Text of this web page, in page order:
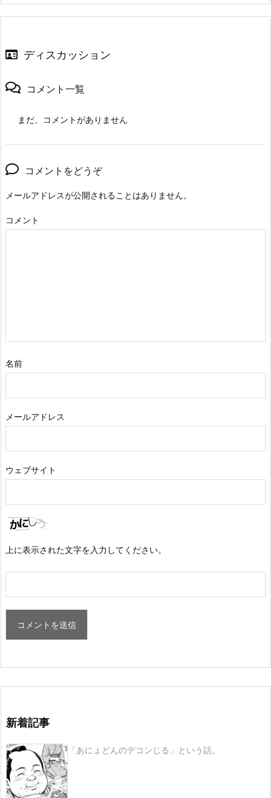
ディスカッション
コメント一覧
まだ、コメントがありません
コメントをどうぞ
メールアドレスが公開されることはありません。
コメント
名前
メールアドレス
ウェブサイト
上に表示された文字を入力してください。
新着記事
「あにょどんのデコンじる」という話。